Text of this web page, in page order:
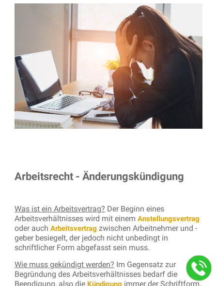
Arbeitsrecht - Änderungskündigung
Was ist ein Arbeitsvertrag? Der Beginn eines
Arbeitsverhältnisses wird mit einem Anstellungsvertrag
oder auch Arbeitsvertrag zwischen Arbeitnehmer und -
geber besiegelt, der jedoch nicht unbedingt in
schriftlicher Form abgefasst sein muss.
Wie muss gekündigt werden? Im Gegensatz zur
Begründung des Arbeitsverhältnisses bedarf die
Beendigung, also die Kündigung immer der Schriftform.